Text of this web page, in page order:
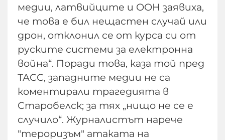
медии, латвийците и ООН заявиха,
че това е бил нещастен случай или
дрон, отклонил се от курса си от
руските системи за електронна
война“. Поради това, каза той пред
ТАСС, западните медии не са
коментирали трагедията в
Старобелск; за тях „нищо не се е
случило“. Журналистът нарече
"тероризъм" атаката на